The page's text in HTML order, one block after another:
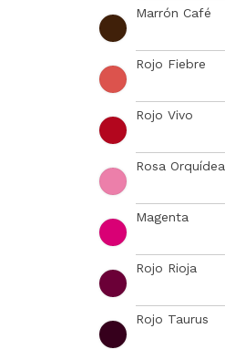
Marrón Café
Rojo Fiebre
Rojo Vivo
Rosa Orquídea
Magenta
Rojo Rioja
Rojo Taurus